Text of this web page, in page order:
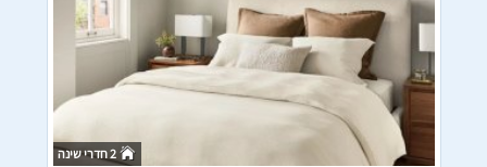
2 חדרי שינה